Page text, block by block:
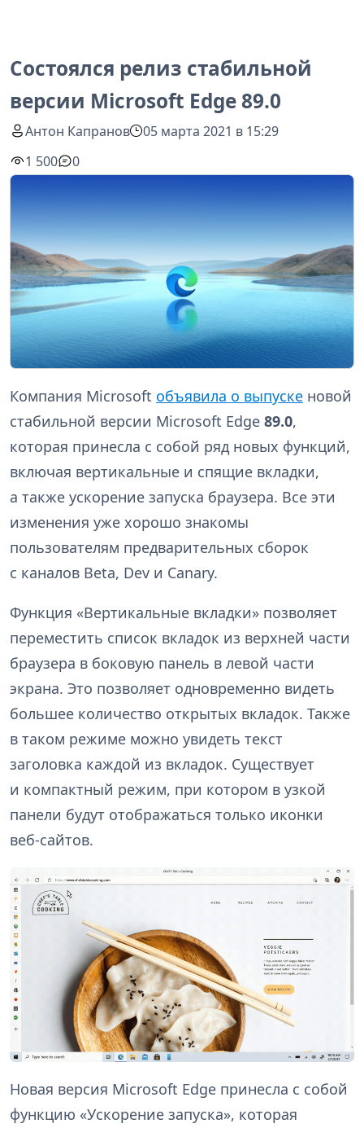
Состоялся релиз стабильной
версии Microsoft Edge 89.0
Антон Капранов
05 марта 2021 в 15:29
1 500
0
Компания Microsoft объявила о выпуске новой
стабильной версии Microsoft Edge 89.0,
которая принесла с собой ряд новых функций,
включая вертикальные и спящие вкладки,
а также ускорение запуска браузера. Все эти
изменения уже хорошо знакомы
пользователям предварительных сборок
с каналов Beta, Dev и Canary.
Функция «Вертикальные вкладки» позволяет
переместить список вкладок из верхней части
браузера в боковую панель в левой части
экрана. Это позволяет одновременно видеть
большее количество открытых вкладок. Также
в таком режиме можно увидеть текст
заголовка каждой из вкладок. Существует
и компактный режим, при котором в узкой
панели будут отображаться только иконки
веб-сайтов.
Новая версия Microsoft Edge принесла с собой
функцию «Ускорение запуска», которая